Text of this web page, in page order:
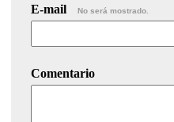
E-mail No será mostrado.
Comentario